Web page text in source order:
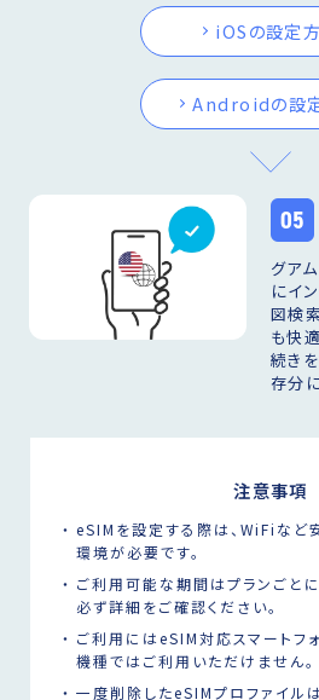
iOSの設定
Androidの設
05
グア
にイ
図検
も快
続き
存分
注意事項
eSIMを設定する際は、WiFiなど
環境が必要です。
ご利用可能な期間はプランごと
必ず詳細をご確認ください。
ご利用にはeSIM対応スマートフ
機種ではご利用いただけません。
一度削除したeSIMプロファイル